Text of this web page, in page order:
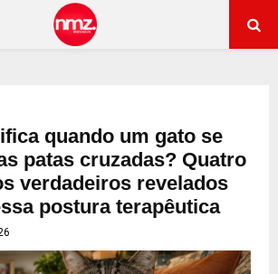
quando um gato se
patas cruzadas? Quatro
verdadeiros revelados
postura terapêutica